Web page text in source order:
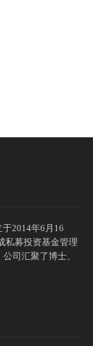
2014年6月16
私募投资基金管理
司汇聚了博士、